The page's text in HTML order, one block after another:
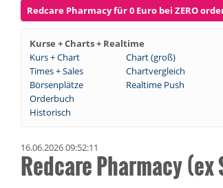
Redcare Pharmacy für 0 Euro bei ZERO
Kurse + Charts + Realtime
Kurs + Chart
Chart (groß)
Times + Sales
Chartvergleich
Börsenplätze
Realtime Push
Orderbuch
Historisch
16.06.2026 09:52:11
Redcare Pharmacy